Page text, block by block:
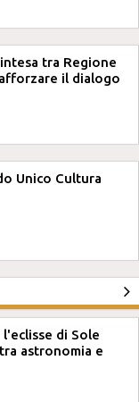
tra Regione
il dialogo
Unico Cultura
di Sole
astronomia e